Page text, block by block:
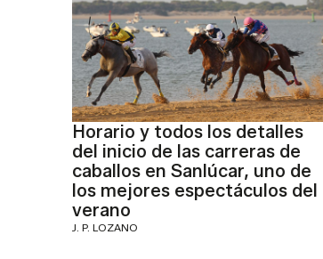
Horario y todos los detalles
del inicio de las carreras de
caballos en Sanlúcar, uno de
los mejores espectáculos del
verano
J. P. LOZANO